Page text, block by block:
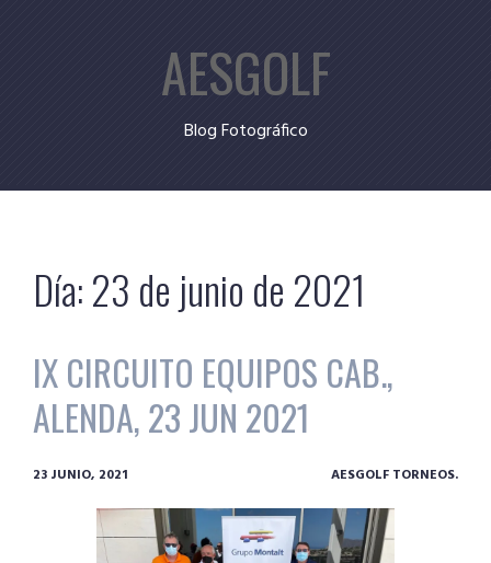
AESGOLF
Blog Fotográfico
Día:23 de junio de 2021
IX CIRCUITO EQUIPOS CAB.,
ALENDA, 23 JUN 2021
23 JUNIO, 2021 AESGOLF TORNEOS.